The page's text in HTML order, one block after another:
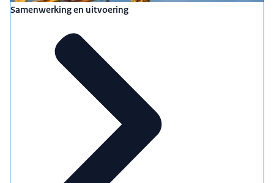
Samenwerking en uitvoering